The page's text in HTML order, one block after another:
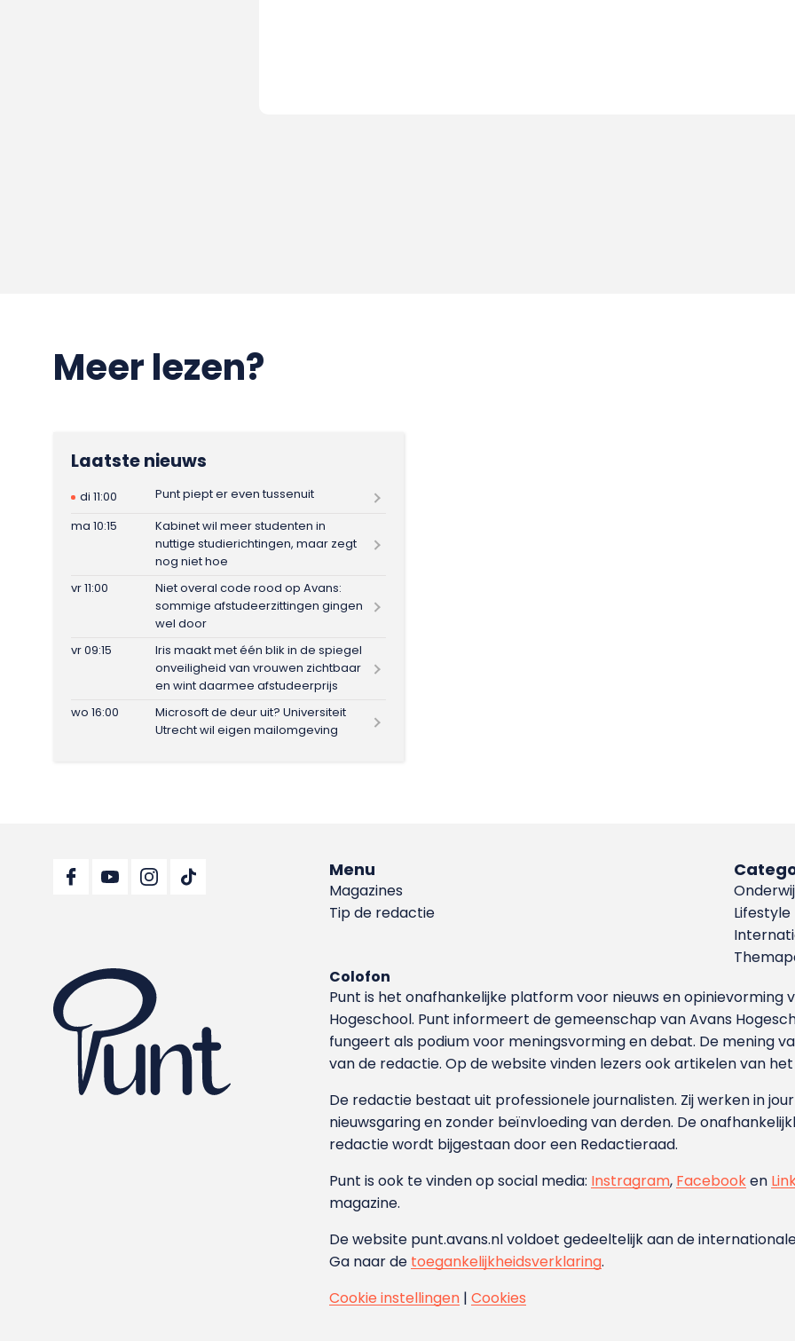
Meer lezen?
Laatste nieuws
di 11:00
Punt piept er even tussenuit
ma 10:15
Kabinet wil meer studenten in
nuttige studierichtingen, maar zegt
nog niet hoe
vr 11:00
Niet overal code rood op Avans:
sommige afstudeerzittingen gingen
wel door
vr 09:15
Iris maakt met één blik in de spiegel
onveiligheid van vrouwen zichtbaar
en wint daarmee afstudeerprijs
wo 16:00
Microsoft de deur uit? Universiteit
Utrecht wil eigen mailomgeving
Menu
Magazines
Tip de redactie
Lifestyle
Colofon
Punt is het onafhankelijke platform voor nieuws en
Hoge­school. Punt informeert de gemeenschap van Avans
fungeert als podium voor meningsvorming en debat. De mening
van de redactie. Op de website vinden lezers ook artikelen van
De redactie bestaat uit professionele journalisten. Zij werken in
nieuwsgaring en zonder beïnvloeding van derden. De
redactie wordt bijgestaan door een Redactieraad.
Punt is ook te vinden op social media: Instragram, Facebooken
magazine.
De website punt.avans.nl voldoet gedeeltelijk aan de
Ga naar de toegankelijkheidsverklaring.
Cookie instellingen |Cookies